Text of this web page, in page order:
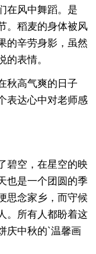
风中舞蹈。是
。稻麦的身体被风
的辛劳身影，虽然
表情。
高气爽的日子
表达心中对老师感
空，在星空的映
也是一个团圆的季
思念家乡，而守候
。所有人都盼着这
庆中秋的`温馨画